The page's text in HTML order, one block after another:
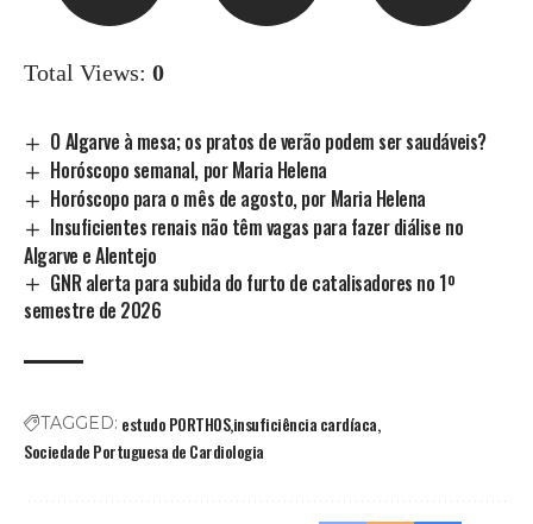
Total Views: 0
O Algarve à mesa; os pratos de verão podem ser saudáveis?
Horóscopo semanal, por Maria Helena
Horóscopo para o mês de agosto, por Maria Helena
Insuficientes renais não têm vagas para fazer diálise no
Algarve e Alentejo
GNR alerta para subida do furto de catalisadores no 1º
semestre de 2026
TAGGED: estudo PORTHOSinsuficiência cardíaca
Sociedade Portuguesa de Cardiologia